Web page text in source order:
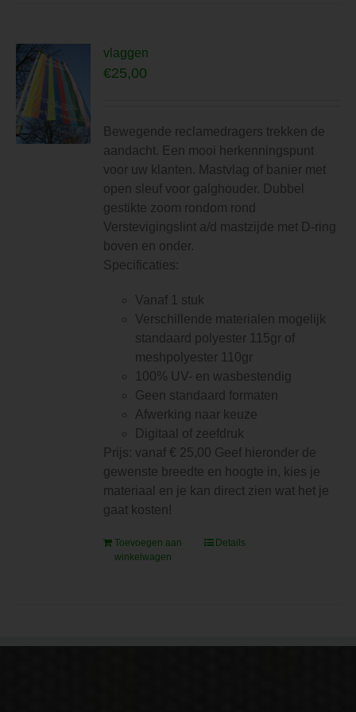
op
de
productpagina
vlaggen
€25,00
Bewegende reclamedragers trekken de
aandacht. Een mooi herkenningspunt
voor uw klanten. Mastvlag of banier met
open sleuf voor galghouder. Dubbel
gestikte zoom rondom rond
Verstevigingslint a/d mastzijde met D-ring
boven en onder.
Specificaties:
Vanaf 1 stuk
Verschillende materialen mogelijk
standaard polyester 115gr of
meshpolyester 110gr
100% UV- en wasbestendig
Geen standaard formaten
Afwerking naar keuze
Digitaal of zeefdruk
Prijs: vanaf € 25,00 Geef hieronder de
gewenste breedte en hoogte in, kies je
materiaal en je kan direct zien wat het je
gaat kosten!
Toevoegen aan
winkelwagen
Details